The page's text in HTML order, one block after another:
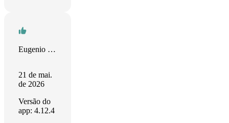
Eugenio Diamantino
21 de mai.
de 2026
Versão do
app: 4.12.4